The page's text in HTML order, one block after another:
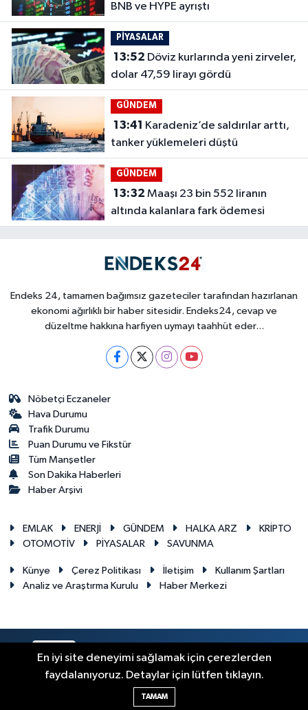
BNB ve HYPE ayrıştı
PİYASALAR
13:52
dolar 47,59 lirayı gördü
GÜNDEM
13:41
tanker yüklemeleri düştü
GÜNDEM
13:32
altında kalanlara fark ödemesi
Endeks 24, tamamen bağımsız gazeteciler tarafından hazırlanan
ekonomi ağırlıklı bir haber sitesidir. Endeks24, cevap ve
düzeltme hakkına harfiyen uymayı taahhüt eder...
Nöbetçi Eczaneler
Hava Durumu
Trafik Durumu
Puan Durumu ve Fikstür
Tüm Manşetler
Son Dakika Haberleri
Haber Arşivi
EMLAK ENERJİ GÜNDEM HALKA ARZ
KRİPTO
OTOMOTİV
PİYASALAR SAVUNMA
Künye Çerez Politikası İletişim
Kullanım Şartları
Analiz ve Araştırma Kurulu
Haber Merkezi
Haber Yazılımı:
En iyi site deneyimi sağlamak için çerezlerden
faydalanıyoruz. Detaylar için lütfen tıklayın.
TAMAM